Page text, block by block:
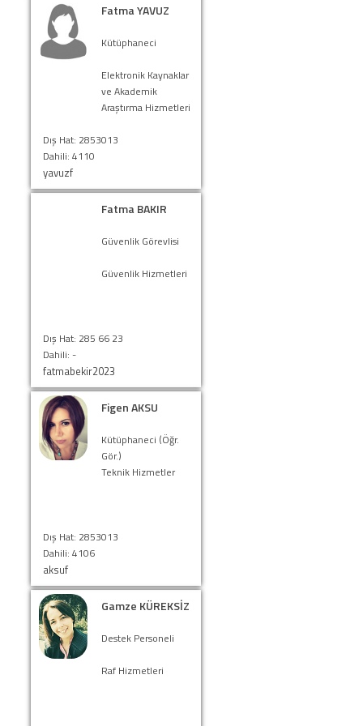
Fatma YAVUZ
Kütüphaneci
Elektronik Kaynaklar
ve Akademik
Araştırma Hizmetleri
Dış Hat: 2853013
Dahili: 4110
yavuzf
Fatma BAKIR
Güvenlik Görevlisi
Güvenlik Hizmetleri
Dış Hat: 285 66 23
Dahili: -
fatmabekir2023
Figen AKSU
Kütüphaneci (Öğr.
Gör.)
Teknik Hizmetler
Dış Hat: 2853013
Dahili: 4106
aksuf
Gamze KÜREKSİZ
Destek Personeli
Raf Hizmetleri